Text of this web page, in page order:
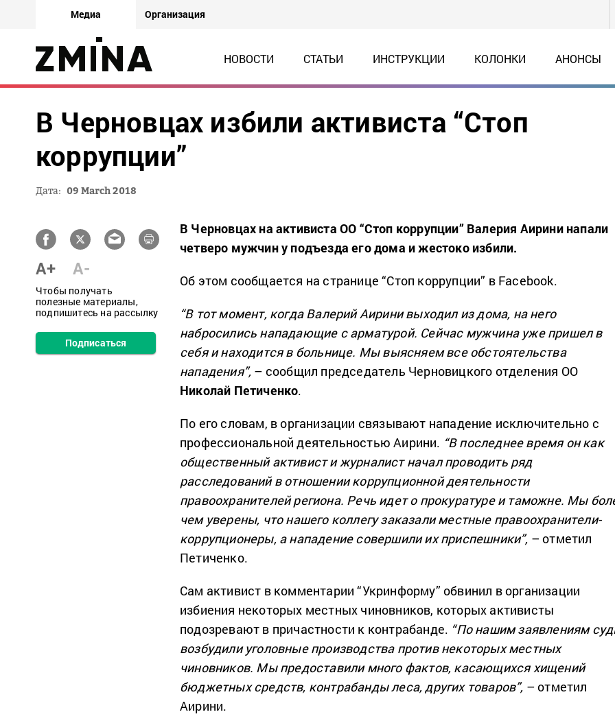
Медиа Организация
НОВОСТИ СТАТЬИ ИНСТРУКЦИИ КОЛОНКИ АНОНСЫ
В Черновцах избили активиста “Стоп
коррупции”
Дата: 09 March 2018
A+ A-
Чтобы получать
полезные материалы,
подпишитесь на рассылку
Подписаться
В Черновцах на активиста ОО “Стоп коррупции” Валерия Аирини напали
четверо мужчин у подъезда его дома и жестоко избили.
Об этом сообщается на странице “Стоп коррупции” в Facebook.
“В тот момент, когда Валерий Аирини выходил из дома, на него
набросились нападающие с арматурой. Сейчас мужчина уже пришел в
себя и находится в больнице. Мы выясняем все обстоятельства
нападения”, – сообщил председатель Черновицкого отделения ОО
Николай Петиченко.
По его словам, в организации связывают нападение исключительно с
профессиональной деятельностью Аирини. “В последнее время он как
общественный активист и журналист начал проводить ряд
расследований в отношении коррупционной деятельности
правоохранителей региона. Речь идет о прокуратуре и таможне. Мы
чем уверены, что нашего коллегу заказали местные правоохранители-
коррупционеры, а нападение совершили их приспешники”, – отметил
Петиченко.
Сам активист в комментарии “Укринформу” обвинил в организации
избиения некоторых местных чиновников, которых активисты
подозревают в причастности к контрабанде. “По нашим заявлениям
возбудили уголовные производства против некоторых местных
чиновников. Мы предоставили много фактов, касающихся хищений
бюджетных средств, контрабанды леса, других товаров”, – отметил
Аирини.